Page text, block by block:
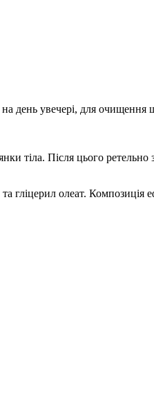
увечері, для очищення
тіла. Після цього
гліцерил олеат. Композиція